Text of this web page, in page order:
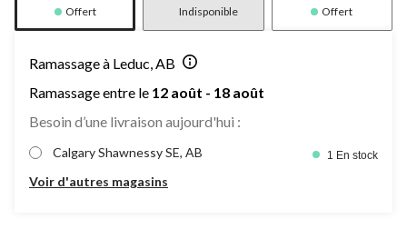
Offert Indisponible Offert
Ramassage à Leduc, AB
Ramassage entre le 12 août - 18 août
Besoin d’une livraison aujourd'hui :
Calgary Shawnessy SE, AB 1 En stock
Voir d'autres magasins